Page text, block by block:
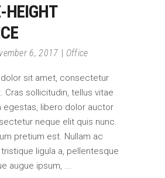
HEIGHT
6, 2017 Office
sit amet, consectetur
Cras sollicitudin, tellus vitae
egestas, libero dolor auctor
neque elit quis nunc.
pretium est. Nullam ac
ligula a, pellentesque
augue ipsum,